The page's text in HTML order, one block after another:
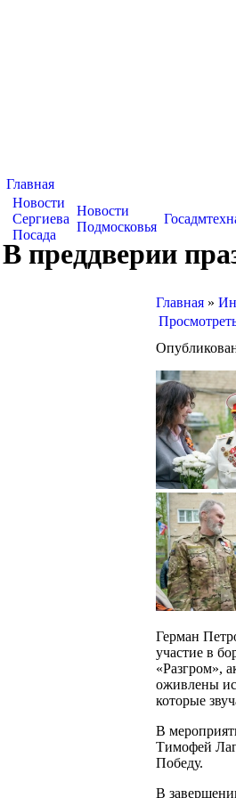
Главная
Новости
Сергиева
Посада
Новости
Подмосковья
В преддверии
Главная »
Герман
участие в
«Разгром»,
оживлены
которые
В
Тимофей
Победу.
В